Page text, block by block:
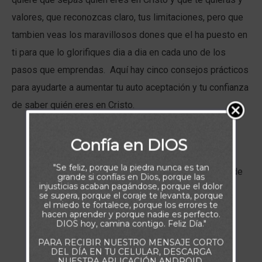
valores, que reconozcas claro, tus limitaciones, pero que
tambien veas los maravillosos dones que el ha puesto en
ti para que lo glorifiques dia a dia en cada uno de los
pasos que emprendas. Aquí hay cinco consejos prácticos
para ayudarte a aumentar tu auto aceptación y tu confianza
de saber quién eres en Cristo.
Nunca hables negativamente sobre ti. La
comunicación de tu fe se hace efectiva al
reconocer cada cosa buena en ti a través de
Cristo Jesús, no enfocándote en tus
debilidades y defectos.
Evita compararte con los demás. Peter se
encontró con este obstáculo cuando se
Confía en DIOS
"Se feliz, porque la piedra nunca es tan
grande si confías en Dios, porque las
injusticias acaban pagándose, porque el dolor
se supera, porque el coraje te levanta, porque
el miedo te fortalece, porque los errores te
hacen aprender y porque nadie es perfecto.
DIOS hoy, camina contigo. Feliz Día."
PARA RECIBIR NUESTRO MENSAJE CORTO
DEL DÍA EN TU CELULAR, DESCARGA